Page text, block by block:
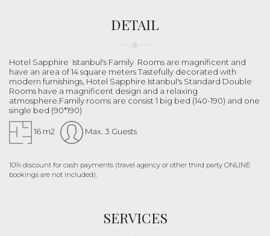
DETAIL
Hotel Sapphire Istanbul's Family Rooms are magnificent and
have an area of 14 square meters Tastefully decorated with
modern furnishings, Hotel Sapphire Istanbul's Standard Double
Rooms have a magnificent design and a relaxing
atmosphere.Family rooms are consist 1 big bed (140-190) and one
single bed (90*190)
16 m2 Max. 3 Guests
10% discount for cash payments (travel agency or other third party ONLINE
bookings are not included).
SERVICES